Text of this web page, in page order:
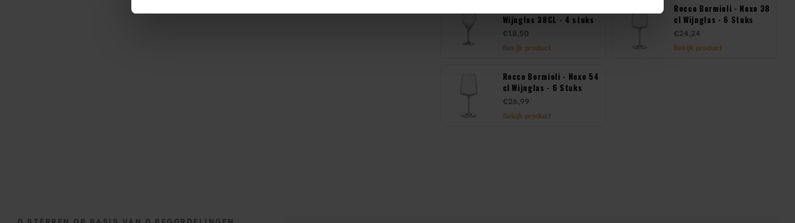
Wijnglas 38CL - 4 stuks
€18,50
Bekijk product
Rocco Bormioli - Nexo 38
cl Wijnglas - 6 Stuks
€24,24
Bekijk product
Rocco Bormioli - Nexo 54
cl Wijnglas - 6 Stuks
€26,99
Bekijk product
0 STERREN OP BASIS VAN 0 BEOORDELINGEN